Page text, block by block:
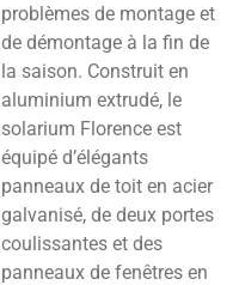
problèmes de montage et
de démontage à la fin de
la saison. Construit en
aluminium extrudé, le
solarium Florence est
équipé d’élégants
panneaux de toit en acier
galvanisé, de deux portes
coulissantes et des
panneaux de fenêtres en